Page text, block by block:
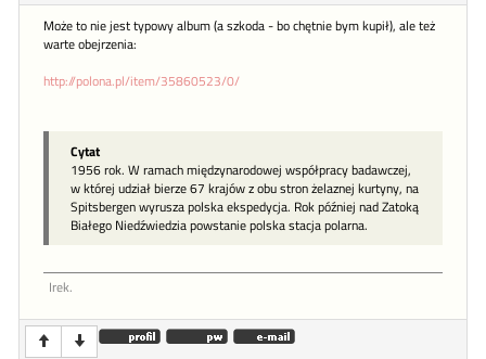
Może to nie jest typowy album (a szkoda - bo chętnie bym kupił), ale też
warte obejrzenia:
http://polona.pl/item/35860523/0/
Cytat
1956 rok. W ramach międzynarodowej współpracy badawczej,
w której udział bierze 67 krajów z obu stron żelaznej kurtyny, na
Spitsbergen wyrusza polska ekspedycja. Rok później nad Zatoką
Białego Niedźwiedzia powstanie polska stacja polarna.
Irek.